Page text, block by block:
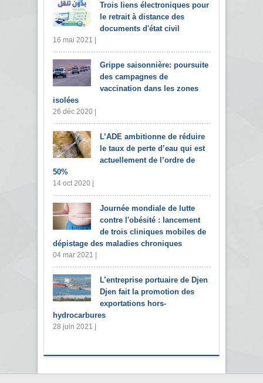
Trois liens électroniques pour
le retrait à distance des
documents d'état civil
16 mai 2021 |
Grippe saisonnière: poursuite
des campagnes de
vaccination dans les zones
isolées
26 déc 2020 |
L’ADE ambitionne de réduire
le taux de perte d’eau qui est
actuellement de l’ordre de
50%
14 oct 2020 |
Journée mondiale de lutte
contre l'obésité : lancement
de trois cliniques mobiles de
dépistage des maladies chroniques
04 mar 2021 |
L’entreprise portuaire de Djen
Djen fait la promotion des
exportations hors-
hydrocarbures
28 juin 2021 |